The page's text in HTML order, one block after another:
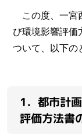
この度、一宮
び環境影響評価
ついて、以下の
1．都市計
評価方法書